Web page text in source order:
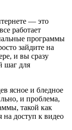
— это
работает
программы
зайдите на
и вы сразу
шаг для
ясное и бледное
и проблема,
такой как
на доступ к видео